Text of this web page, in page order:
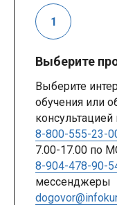
Выберите
Выберите
обучения или
8-800-555-23-
7.00-17.00 по
8-904-478-90-
мессенджеры